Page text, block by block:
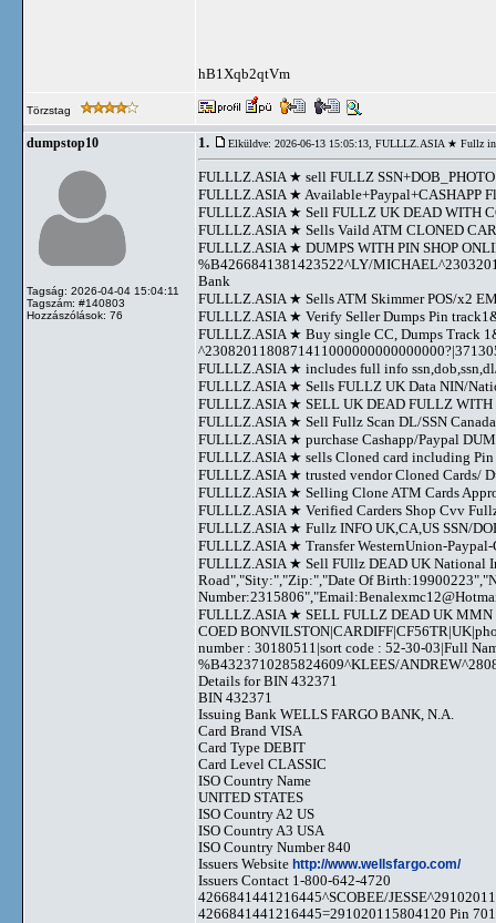
hB1Xqb2qtVm
Törzstag
dumpstop10
Tagság: 2026-04-04 15:04:11
Tagszám: #140803
Hozzászólások: 76
1. Elküldve: 2026-06-13 15:05:13, FULLLZ.ASIA ★ Fullz
FULLLZ.ASIA ★ sell FULLZ
FULLLZ.ASIA ★ Available+Paypal+CASHAPP
FULLLZ.ASIA ★ Sell FULLZ UK DEAD WITH
FULLLZ.ASIA ★ Sells Vaild ATM CLONED
FULLLZ.ASIA ★ DUMPS WITH PIN SHOP
%B4266841381423522^LY/
Bank
FULLLZ.ASIA ★ Sells ATM Skimmer POS/x2
FULLLZ.ASIA ★ Verify Seller Dumps Pin
FULLLZ.ASIA ★ Buy single CC, Dumps Track
FULLLZ.ASIA ★ includes full info
FULLLZ.ASIA ★ Sells FULLZ UK Data NIN/
FULLLZ.ASIA ★ SELL UK DEAD FULLZ WITH
FULLLZ.ASIA ★ Sell Fullz Scan DL/SSN
FULLLZ.ASIA ★ purchase Cashapp/Paypal
FULLLZ.ASIA ★ sells Cloned card including
FULLLZ.ASIA ★ trusted vendor Cloned Cards/
FULLLZ.ASIA ★ Selling Clone ATM Cards
FULLLZ.ASIA ★ Verified Carders Shop Cvv
FULLLZ.ASIA ★ Fullz INFO UK,CA,US SSN/
FULLLZ.ASIA ★ Transfer WesternUnion-
FULLLZ.ASIA ★ Sell FUllz DEAD UK National
Road","Sity:","Zip:","Date Of
Number:2315806","Email:
FULLLZ.ASIA ★ SELL FULLZ DEAD UK MMN
COED
number : 30180511|sort code : 52-30-03|Full
%B4323710285824609^KLEES/
Details for BIN 432371
BIN 432371
Issuing Bank WELLS FARGO BANK, N.A.
Card Brand VISA
Card Type DEBIT
Card Level CLASSIC
ISO Country Name
UNITED STATES
ISO Country A2 US
ISO Country A3 USA
ISO Country Number 840
Issuers Website http://www.wellsfargo.com/
Issuers Contact 1-800-642-4720
4266841441216445^SCOBEE/
4266841441216445=291020115804120 Pin